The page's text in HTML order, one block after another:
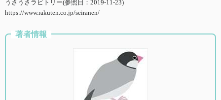
うさうさラビトリー(参照日：2019-11-23)
https://www.rakuten.co.jp/seiranen/
著者情報